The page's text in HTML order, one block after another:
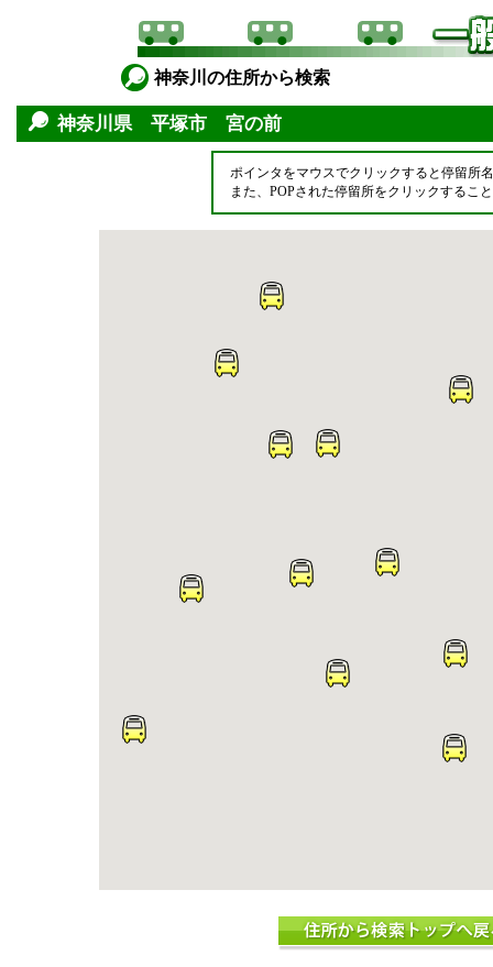
神奈川の住所から検索
神奈川県 平塚市 宮の前
ポインタをマウスでクリックすると停留所
また、POPされた停留所をクリックするこ